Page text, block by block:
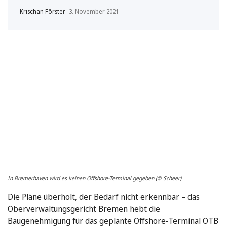
Krischan Förster–3. November 2021
In Bremerhaven wird es keinen Offshore-Terminal gegeben (© Scheer)
Die Pläne überholt, der Bedarf nicht erkennbar – das
Oberverwaltungsgericht Bremen hebt die
Baugenehmigung für das geplante Offshore-Terminal OTB